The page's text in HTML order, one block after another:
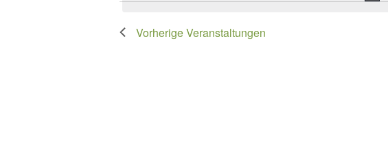
VorherigeVeranstaltungen